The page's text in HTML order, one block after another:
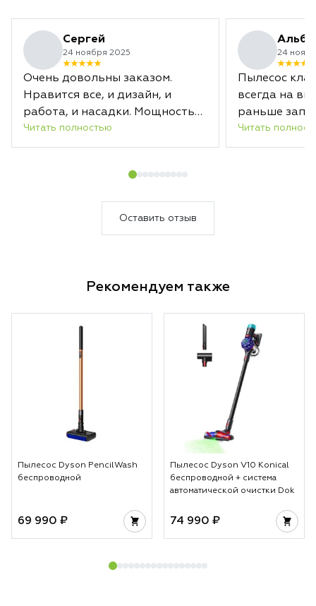
Сергей
24 ноября 2025
Очень довольны заказом.
Нравится все, и дизайн, и
работа, и насадки. Мощность
отличная. Заряда хватает
надолго. А новая насадка с
подсвечивает загрязненные
теперь в удовольствие.
Читать полностью
24
Пылесос
всегда на
раньше
срока.
Читать
Оставить отзыв
Рекомендуем также
Пылесос Dyson PencilWash
беспроводной
69 990 ₽
Пылесос Dyson V10 Konical
беспроводной + система
автоматической очистки Dok
74 990 ₽